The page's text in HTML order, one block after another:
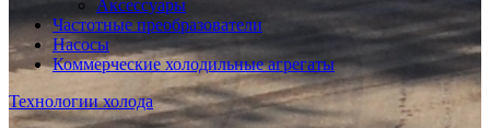
Аксессуары
Частотные преобразователи
Насосы
Коммерческие холодильные агрегаты
Технологии холода